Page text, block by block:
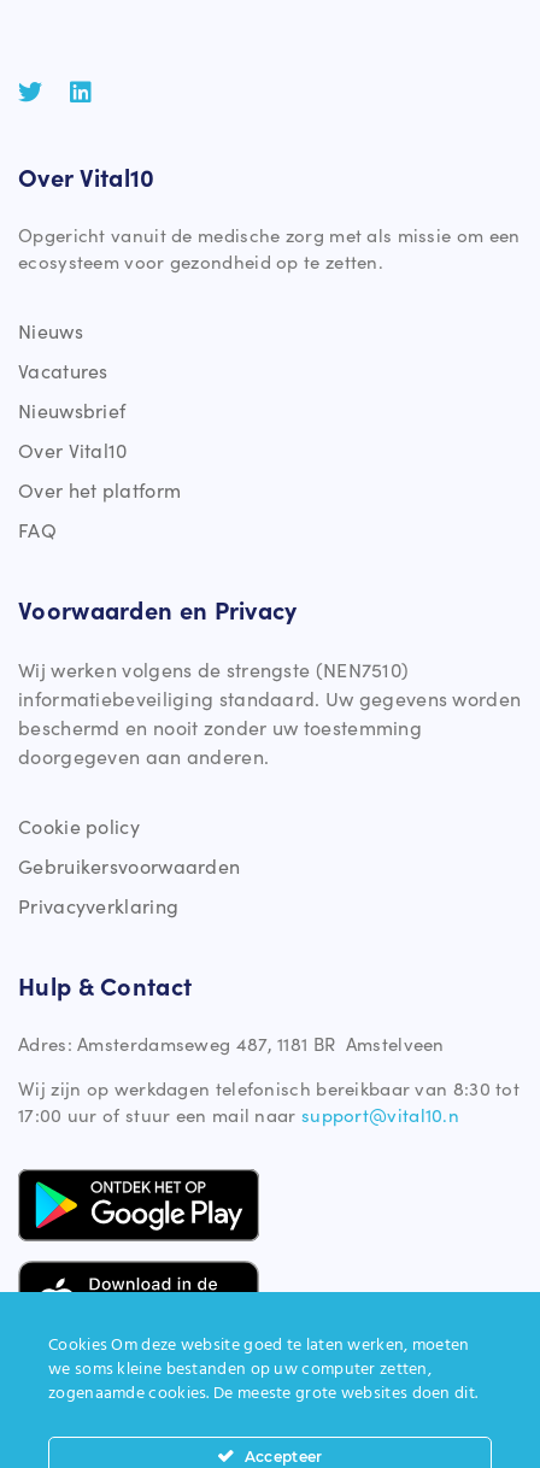
Over Vital10
Opgericht vanuit de medische zorg met als missie om een
ecosysteem voor gezondheid op te zetten.
Nieuws
Vacatures
Nieuwsbrief
Over Vital10
Over het platform
FAQ
Voorwaarden en Privacy
Wij werken volgens de strengste (NEN7510)
informatiebeveiliging standaard. Uw gegevens worden
beschermd en nooit zonder uw toestemming
doorgegeven aan anderen.
Cookie policy
Gebruikersvoorwaarden
Privacyverklaring
Hulp & Contact
Adres: Amsterdamseweg 487, 1181 BR Amstelveen
Wij zijn op werkdagen telefonisch bereikbaar van 8:30 tot
17:00 uur of stuur een mail naar support@vital10.n
site gemaakt door impression
Copyright ©2025 Vital10. Alle rechten voorbehouden
Cookies Om deze website goed te laten werken, moeten
we soms kleine bestanden op uw computer zetten,
zogenaamde cookies. De meeste grote websites doen dit.
Accepteer